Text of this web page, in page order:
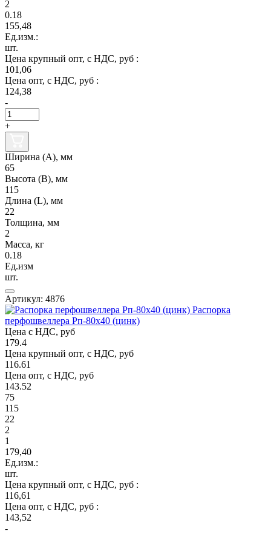
2
0.18
155,48
Ед.изм.:
шт.
Цена крупный опт, с НДС, руб :
101,06
Цена опт, с НДС, руб :
124,38
-
+
Ширина (А), мм
65
Высота (В), мм
115
Длина (L), мм
22
Толщина, мм
2
Масса, кг
0.18
Ед.изм
шт.
Артикул: 4876
Распорка
перфошвеллера Рп-80х40 (цинк)
Цена с НДС, руб
179.4
Цена крупный опт, с НДС, руб
116.61
Цена опт, с НДС, руб
143.52
75
115
22
2
1
179,40
Ед.изм.:
шт.
Цена крупный опт, с НДС, руб :
116,61
Цена опт, с НДС, руб :
143,52
-